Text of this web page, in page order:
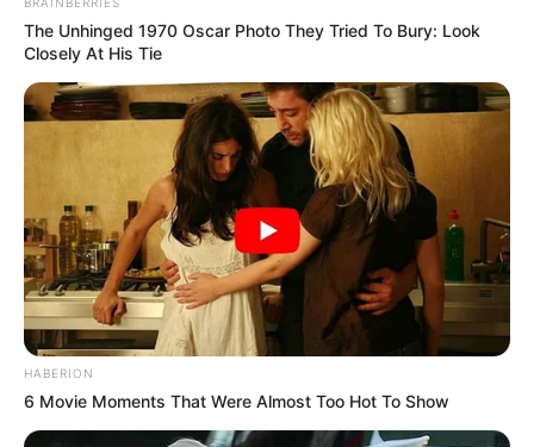
BRAINBERRIES
The Unhinged 1970 Oscar Photo They Tried To Bury: Look
Closely At His Tie
HABERION
6 Movie Moments That Were Almost Too Hot To Show